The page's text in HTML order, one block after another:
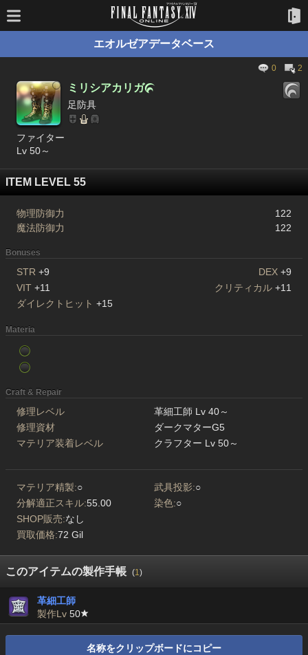
エオルゼアデータベース
0 2
ミリシアカリガ
足防具
ファイター
Lv 50～
ITEM LEVEL 55
物理防御力
122
魔法防御力
122
Bonuses
STR +9 DEX +9
VIT +11 クリティカル +11
ダイレクトヒット +15
Materia
Craft & Repair
修理レベル
革細工師 Lv 40～
修理資材
ダークマターG5
マテリア装着レベル
クラフター Lv 50～
マテリア精製:○ 武具投影:○
分解適正スキル:55.00 染色:○
SHOP販売:なし
買取価格:72 Gil
このアイテムの製作手帳 (1)
革細工師
製作Lv 50
名称をクリップボードにコピー